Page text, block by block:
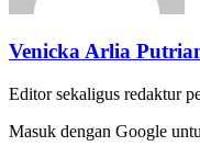
Venicka Arlia
Editor sekaligus redaktur
Masuk dengan Google